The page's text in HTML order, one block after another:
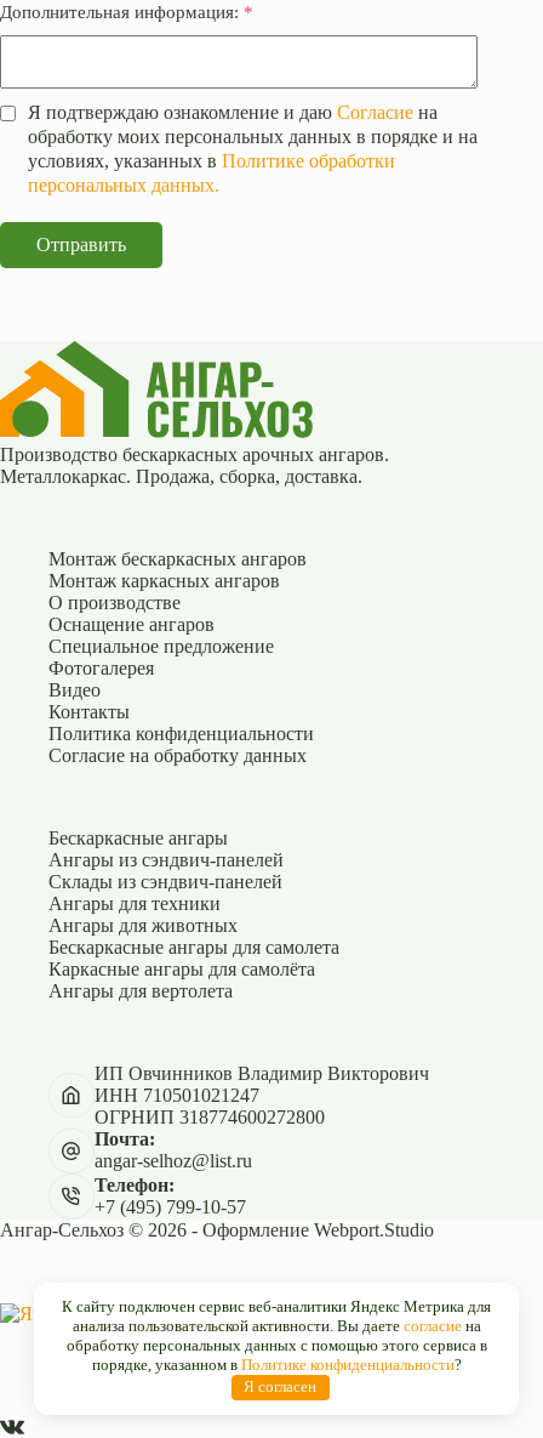
Дополнительная информация: *
Я подтверждаю ознакомление и даю Согласие на
обработку моих персональных данных в порядке и на
условиях, указанных в Политике обработки
персональных данных.
Отправить
Производство бескаркасных арочных ангаров.
Металлокаркас. Продажа, сборка, доставка.
Монтаж бескаркасных ангаров
Монтаж каркасных ангаров
О производстве
Оснащение ангаров
Специальное предложение
Фотогалерея
Видео
Контакты
Политика конфиденциальности
Согласие на обработку данных
Бескаркасные ангары
Ангары из сэндвич-панелей
Склады из сэндвич-панелей
Ангары для техники
Ангары для животных
Бескаркасные ангары для самолета
Каркасные ангары для самолёта
Ангары для вертолета
ИП Овчинников Владимир Викторович
ИНН 710501021247
ОГРНИП 318774600272800
Почта:
angar-selhoz@list.ru
Телефон:
+7 (495) 799-10-57
Ангар-Сельхоз © 2026 - Оформление Webport.Studio
К сайту подключен сервис веб-аналитики Яндекс Метрика для
анализа пользовательской активности. Вы даете согласиена
обработку персональных данных с помощью этого сервиса в
порядке, указанном в Политике конфиденциальности?
Я согласен